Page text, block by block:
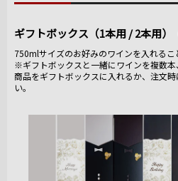
ギフトボックス（1本用 / 2本用）
750mlサイズのお好みのワインを入れるこ
※ギフトボックスと一緒にワインを複数
商品をギフトボックスに入れるか、注文
い。